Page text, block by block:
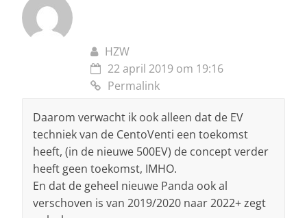
HZW
22 april 2019 om 19:16
Permalink
Daarom verwacht ik ook alleen dat de EV
techniek van de CentoVenti een toekomst
heeft, (in de nieuwe 500EV) de concept verder
heeft geen toekomst, IMHO.
En dat de geheel nieuwe Panda ook al
verschoven is van 2019/2020 naar 2022+ zegt